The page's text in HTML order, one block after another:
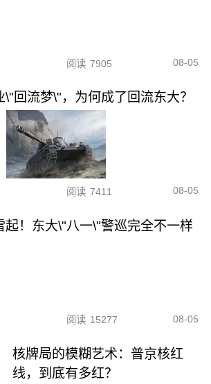
阅读 7905 08-05
回流梦\"，为何成了回流东大？
阅读 7411 08-05
起！东大\"八一\"警巡完全不一样
阅读 15277 08-05
核牌局的模糊艺术：普京核红
线，到底有多红？